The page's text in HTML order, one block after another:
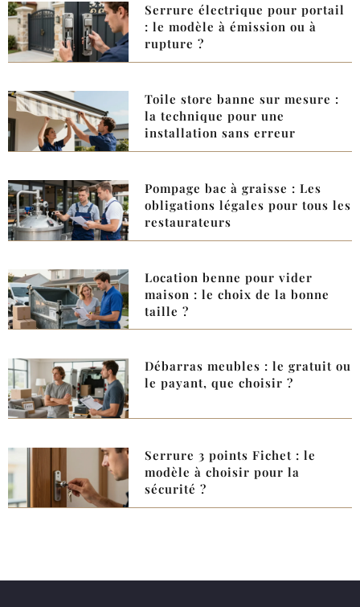
Serrure électrique pour portail
: le modèle à émission ou à
rupture ?
Toile store banne sur mesure :
la technique pour une
installation sans erreur
Pompage bac à graisse : Les
obligations légales pour tous les
restaurateurs
Location benne pour vider
maison : le choix de la bonne
taille ?
Débarras meubles : le gratuit ou
le payant, que choisir ?
Serrure 3 points Fichet : le
modèle à choisir pour la
sécurité ?